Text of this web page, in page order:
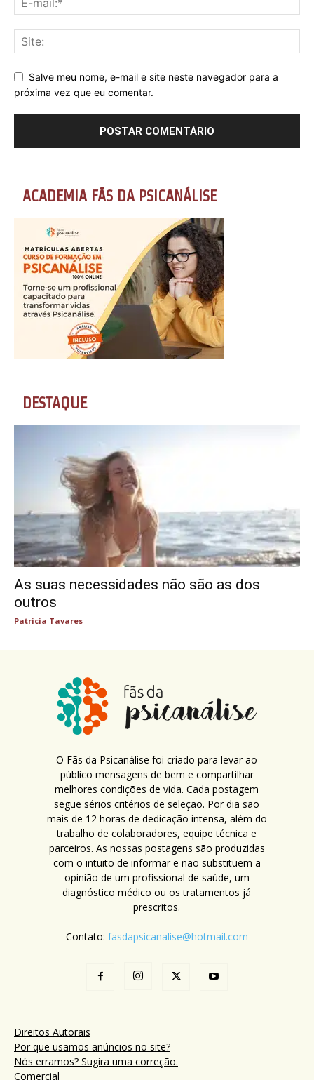
Salve meu nome, e-mail e site neste navegador para a
próxima vez que eu comentar.
ACADEMIA FÃS DA PSICANÁLISE
DESTAQUE
As suas necessidades não são as dos
outros
Patricia Tavares
O Fãs da Psicanálise foi criado para levar ao
público mensagens de bem e compartilhar
melhores condições de vida. Cada postagem
segue sérios critérios de seleção. Por dia são
mais de 12 horas de dedicação intensa, além do
trabalho de colaboradores, equipe técnica e
parceiros. As nossas postagens são produzidas
com o intuito de informar e não substituem a
opinião de um profissional de saúde, um
diagnóstico médico ou os tratamentos já
prescritos.
Contato: fasdapsicanalise@hotmail.com
Direitos Autorais
Por que usamos anúncios no site?
Nós erramos? Sugira uma correção.
Comercial